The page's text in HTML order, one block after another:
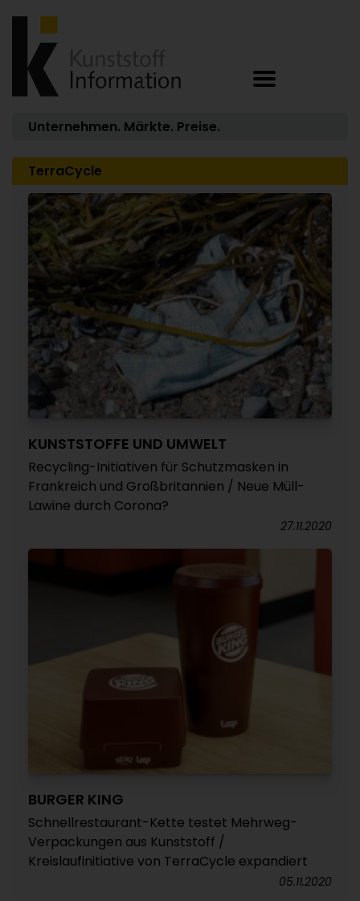
Unternehmen. Märkte. Preise.
TerraCycle
KUNSTSTOFFE UND UMWELT
Recycling-Initiativen für Schutzmasken in
Frankreich und Großbritannien / Neue Müll-
Lawine durch Corona?
27.11.2020
BURGER KING
Schnellrestaurant-Kette testet Mehrweg-
Verpackungen aus Kunststoff /
Kreislaufinitiative von TerraCycle expandiert
05.11.2020